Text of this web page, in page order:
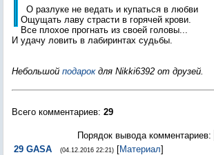
О разлуке не ведать и купаться в любви
Ощущать лаву страсти в горячей крови.
Все плохое прогнать из своей головы...
И удачу ловить в лабиринтах судьбы.
Небольшой подарокдля Nikki6392 от друзей.
Всего комментариев: 29
Порядок вывода комментариев:
29 GASA (04.12.2016 22:21) [Материал]